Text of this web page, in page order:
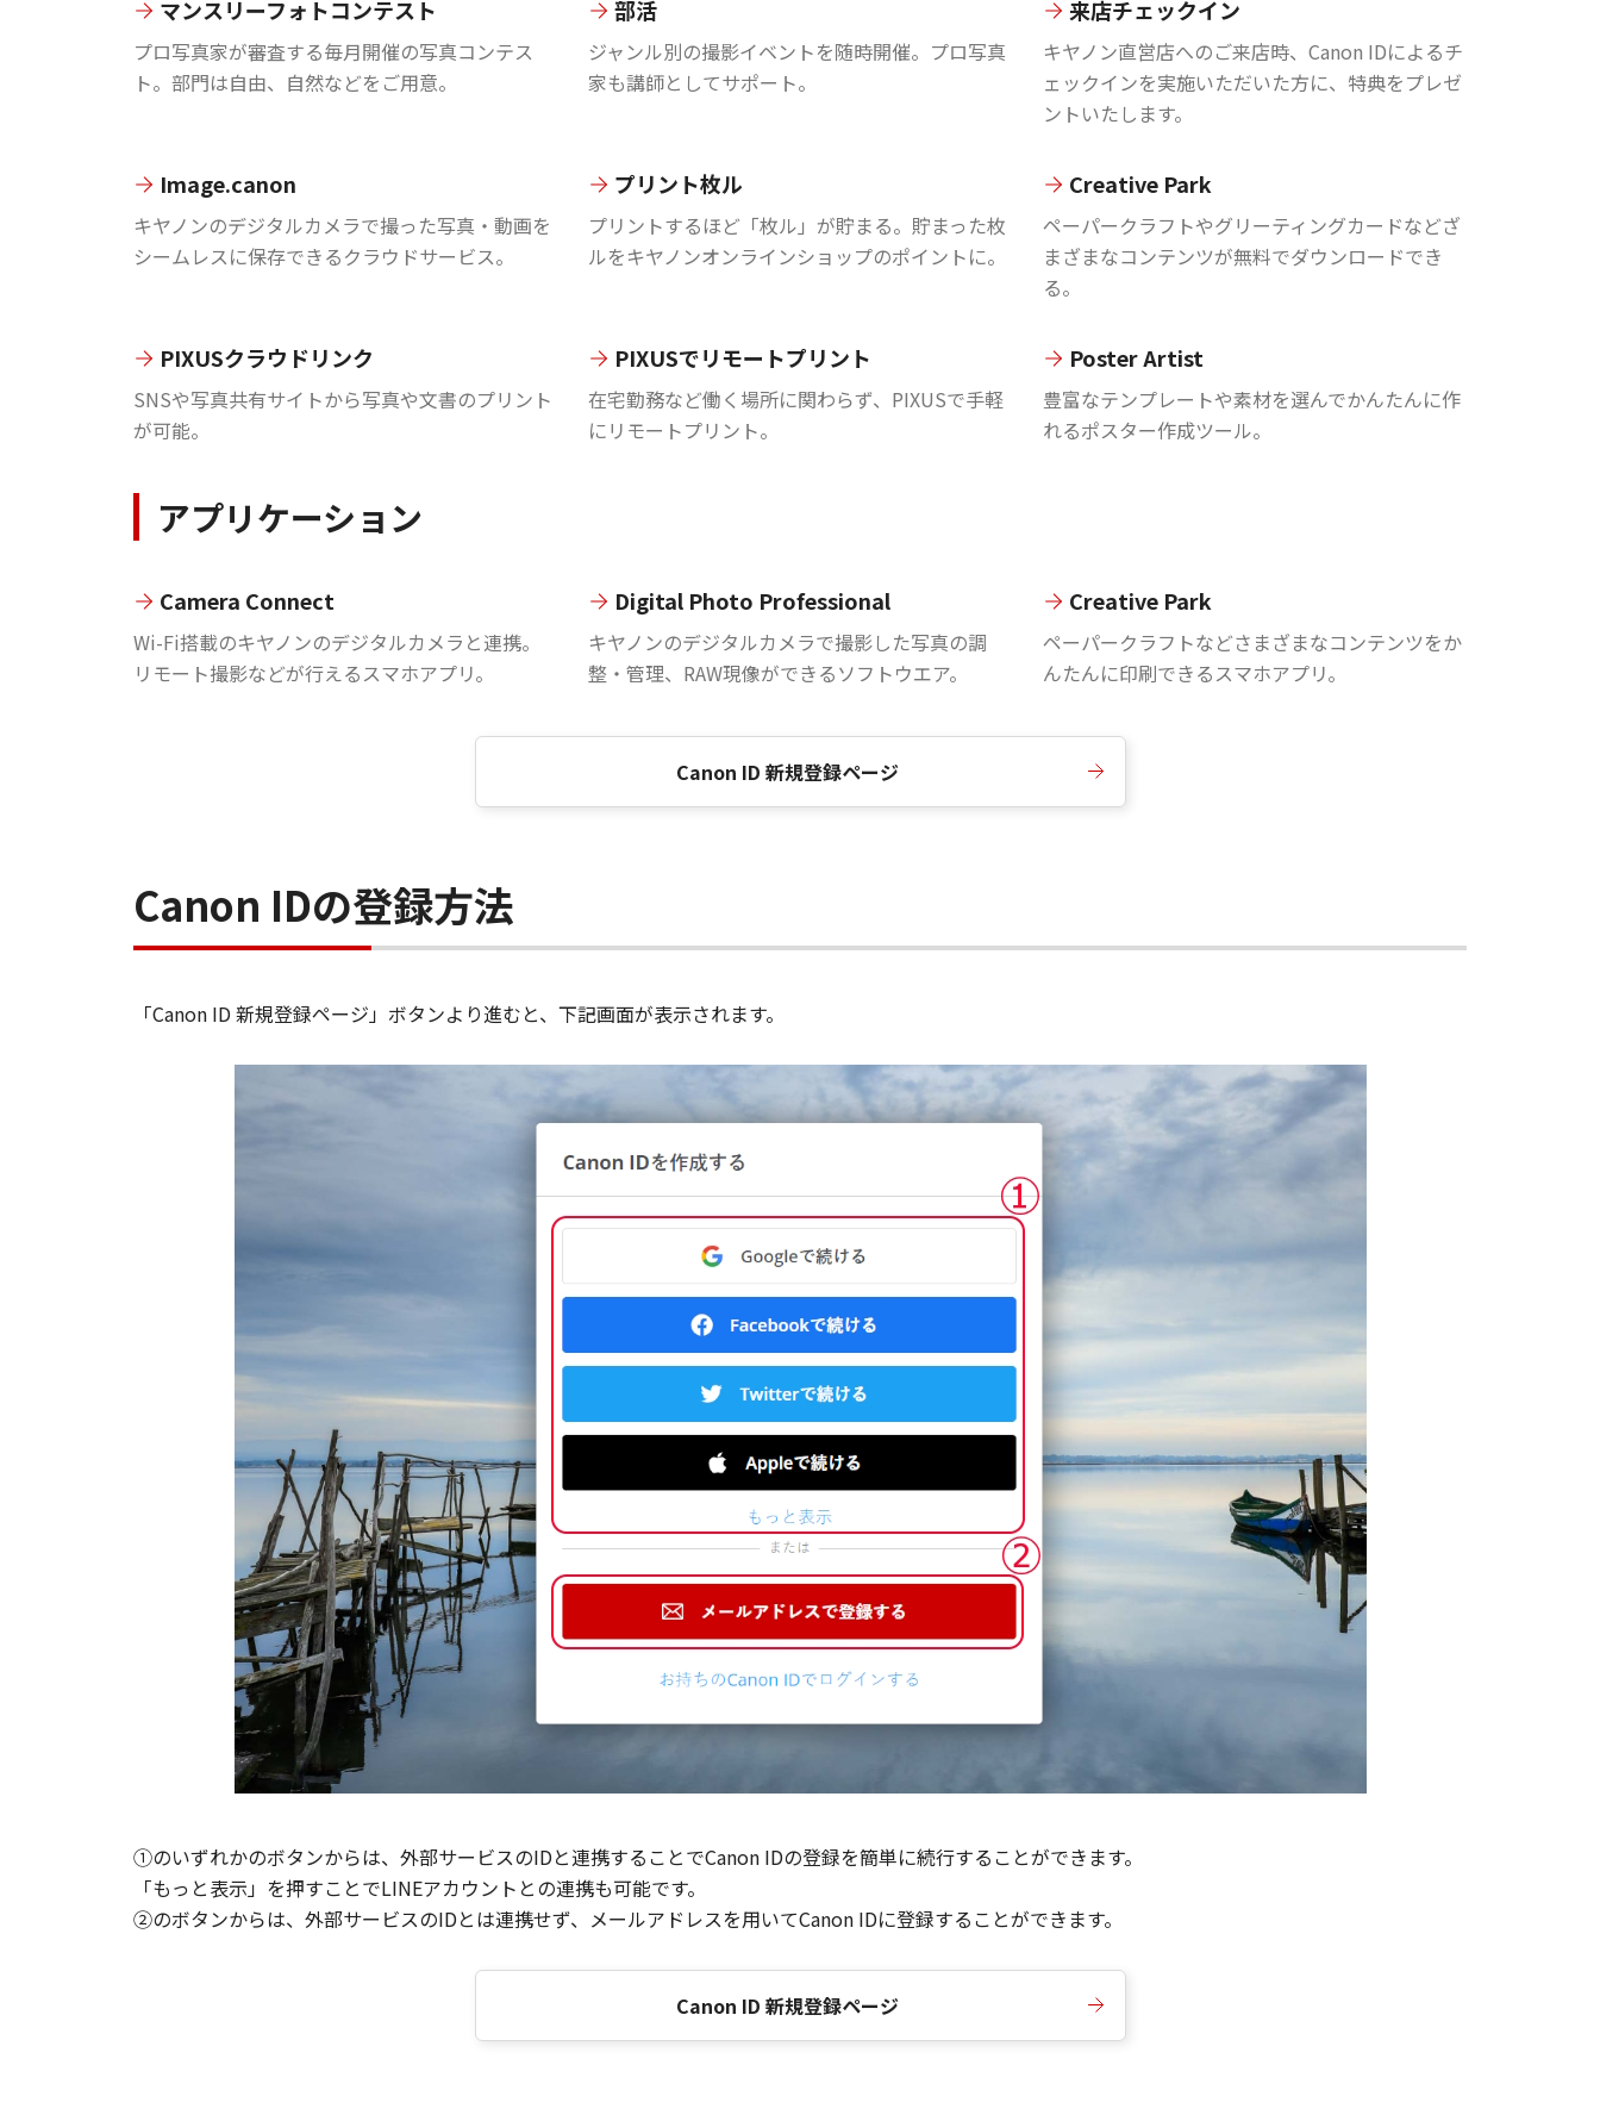
マンスリーフォトコンテスト
プロ写真家が審査する毎月開催の写真コンテス
ト。部門は自由、自然などをご用意。
部活
ジャンル別の撮影イベントを随時開催。プロ写真
家も講師としてサポート。
来店チェックイン
キヤノン直営店へのご来店時、Canon IDによるチ
ェックインを実施いただいた方に、特典をプレゼ
ントいたします。
Image.canon
キヤノンのデジタルカメラで撮った写真・動画を
シームレスに保存できるクラウドサービス。
プリント枚ル
プリントするほど「枚ル」が貯まる。貯まった枚
ルをキヤノンオンラインショップのポイントに。
Creative Park
ペーパークラフトやグリーティングカードなどざ
まざまなコンテンツが無料でダウンロードでき
る。
PIXUSクラウドリンク
SNSや写真共有サイトから写真や文書のプリント
が可能。
PIXUSでリモートプリント
在宅勤務など働く場所に関わらず、PIXUSで手軽
にリモートプリント。
Poster Artist
豊富なテンプレートや素材を選んでかんたんに作
れるポスター作成ツール。
アプリケーション
Camera Connect
Wi-Fi搭載のキヤノンのデジタルカメラと連携。
リモート撮影などが行えるスマホアプリ。
Digital Photo Professional
キヤノンのデジタルカメラで撮影した写真の調
整・管理、RAW現像ができるソフトウエア。
Creative Park
ペーパークラフトなどさまざまなコンテンツをか
んたんに印刷できるスマホアプリ。
Canon ID 新規登録ページ
Canon IDの登録方法
「Canon ID 新規登録ページ」ボタンより進むと、下記画面が表示されます。
①のいずれかのボタンからは、外部サービスのIDと連携することでCanon IDの登録を簡単に続行することができます。
「もっと表示」を押すことでLINEアカウントとの連携も可能です。
②のボタンからは、外部サービスのIDとは連携せず、メールアドレスを用いてCanon IDに登録することができます。
Canon ID 新規登録ページ